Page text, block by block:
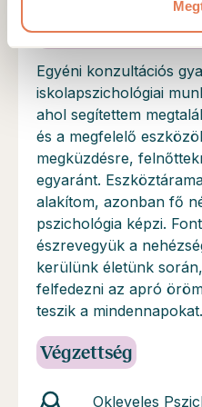
A szakember
bemutatkozása
Egyéni konzultációs
iskolapszichológiai
ahol segítettem
és a megfelelő
megküzdésre,
egyaránt.
alakítom, azonban fő
pszichológia képzi.
észrevegyük a
kerülünk életünk
felfedezni az apró
teszik a mindennapokat.
Végzettség
Okleveles